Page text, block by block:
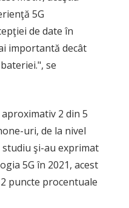
5G
de date în
importantă decât
se
2 din 5
uri, de la nivel
şi-au exprimat
5G în 2021, acest
puncte procentuale